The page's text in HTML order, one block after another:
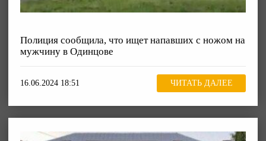
Полиция сообщила, что ищет напавших с ножом на
мужчину в Одинцове
16.06.2024 18:51 ЧИТАТЬ ДАЛЕЕ